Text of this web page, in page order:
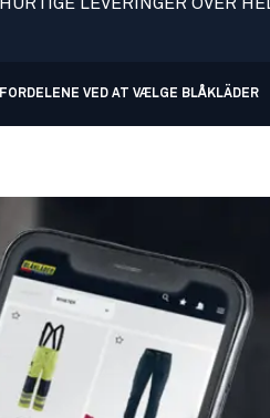
FORDELENE VED AT VÆLGE BLÅKLÄDER